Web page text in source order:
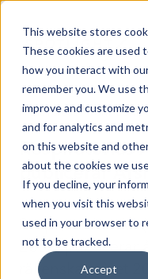
This website stores
These cookies are used
how you interact with
remember you. We use
improve and customize
and for analytics and
on this website and
about the cookies we
If you decline, your
when you visit this
used in your browser to
not to be tracked.
Accept
Press release from
Published: 2026-05-15
Respiratorius
publicerar
Respiratorius AB
2652, publicerar
räkenskapsåret